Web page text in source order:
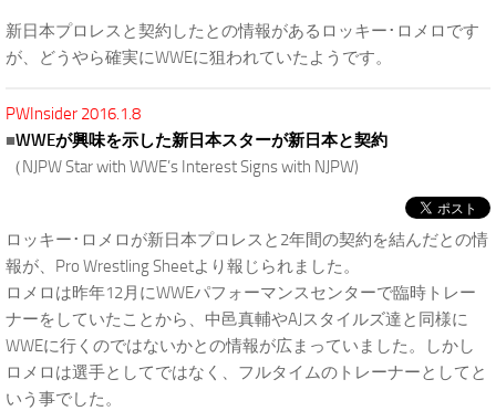
新日本プロレスと契約したとの情報があるロッキー･ロメロです
が、どうやら確実にWWEに狙われていたようです。
PWInsider 2016.1.8
■WWEが興味を示した新日本スターが新日本と契約
（NJPW Star with WWE’s Interest Signs with NJPW)
ロッキー･ロメロが新日本プロレスと2年間の契約を結んだとの情
報が、Pro Wrestling Sheetより報じられました。
ロメロは昨年12月にWWEパフォーマンスセンターで臨時トレー
ナーをしていたことから、中邑真輔やAJスタイルズ達と同様に
WWEに行くのではないかとの情報が広まっていました。しかし
ロメロは選手としてではなく、フルタイムのトレーナーとしてと
いう事でした。